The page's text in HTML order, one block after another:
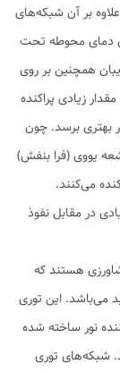
بر آن شبکه‌های
دمای محوطه تحت
همچنین بر روی
زیادی پراکنده
بهتری برسد. چون
یووی (فرا بنفش)
می‌کنند.
در مقابل نفوذ
هستند که
می‌باشد. این توری
نور ساخته شده
شبکه‌های توری